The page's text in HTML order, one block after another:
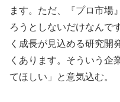
ます。ただ、『プロ市場
ろうとしないだけなんで
く成長が見込める研究開
くあります。そういう企
てほしい」と意気込む。